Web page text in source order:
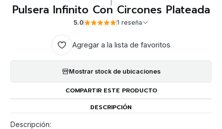
Pulsera Infinito Con Circones Plateada
5.0 1 reseña
Agregar a la lista de favoritos
Mostrar stock de ubicaciones
COMPARTIR ESTE PRODUCTO
DESCRIPCIÓN
Descripción: